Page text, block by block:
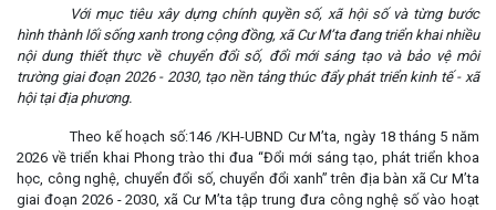
Với mục tiêu xây dựng chính quyền số, xã hội số và từng bước
hình thành lối sống xanh trong cộng đồng, xã Cư M’ta đang triển khai nhiều
nội dung thiết thực về chuyển đổi số, đổi mới sáng tạo và bảo vệ môi
trường giai đoạn 2026 - 2030, tạo nền tảng thúc đẩy phát triển kinh tế - xã
hội tại địa phương.
Theo kế hoạch số:146 /KH-UBND Cư M’ta, ngày 18 tháng 5 năm
2026 về triển khai Phong trào thi đua “Đổi mới sáng tạo, phát triển khoa
học, công nghệ, chuyển đổi số, chuyển đổi xanh” trên địa bàn xã Cư M’ta
giai đoạn 2026 - 2030, xã Cư M’ta tập trung đưa công nghệ số vào hoạt